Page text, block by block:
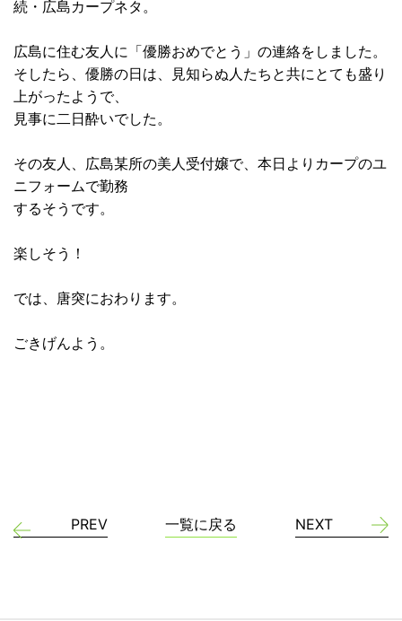
続・広島カープネタ。
広島に住む友人に「優勝おめでとう」の連絡をしました。
そしたら、優勝の日は、見知らぬ人たちと共にとても盛り
上がったようで、
見事に二日酔いでした。
その友人、広島某所の美人受付嬢で、本日よりカープのユ
ニフォームで勤務
するそうです。
楽しそう！
では、唐突におわります。
ごきげんよう。
PREV 一覧に戻る NEXT